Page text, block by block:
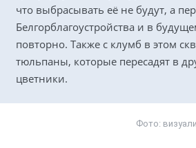
что выбрасывать её не будут, а
Белгорблагоустройства и в
повторно. Также с клумб в этом
тюльпаны, которые пересадят в
цветники.
Фото: